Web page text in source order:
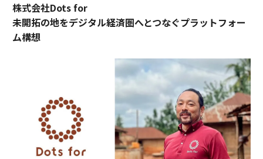
株式会社Dots for
未開拓の地をデジタル経済圏へとつなぐプラットフォー
ム構想